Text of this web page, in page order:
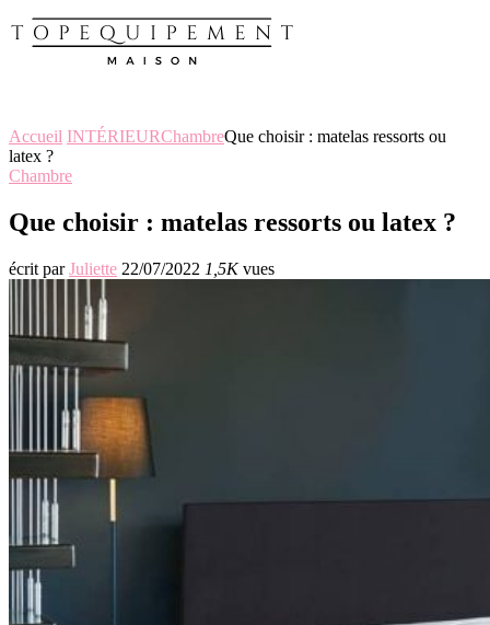
Accueil INTÉRIEURChambreQue choisir : matelas ressorts ou
latex ?
Chambre
Que choisir : matelas ressorts ou latex ?
écrit parJuliette 22/07/2022 1,5Kvues